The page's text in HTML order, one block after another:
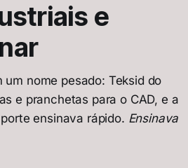
e
nome pesado: Teksid do
e pranchetas para o CAD, e a
ensinava rápido. Ensinava